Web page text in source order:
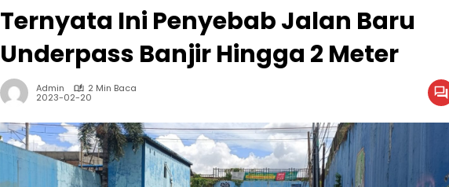
Ternyata Ini Penyebab Jalan Baru
Underpass Banjir Hingga 2 Meter
Admin 2 Min Baca
2023-02-20